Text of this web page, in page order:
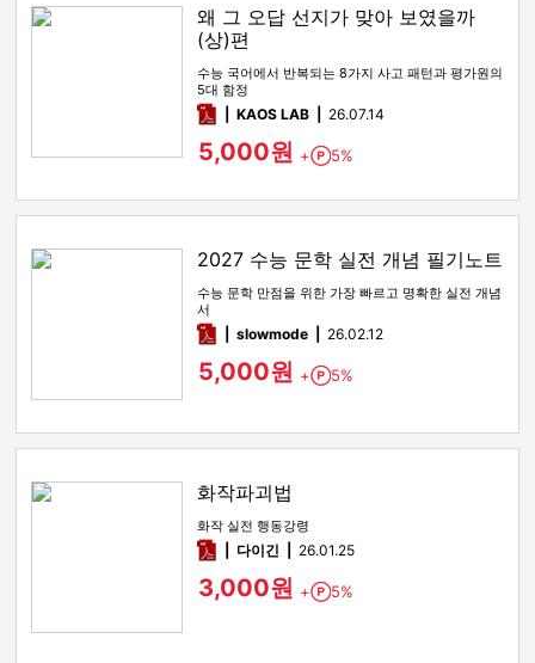
왜 그 오답 선지가 맞아 보였을까
(상)편
수능 국어에서 반복되는 8가지 사고 패턴과 평가원의
5대 함정
pdfKAOS LAB 26.07.14
5,000원 + Point
5%
2027 수능 문학 실전 개념 필기노트
수능 문학 만점을 위한 가장 빠르고 명확한 실전 개념
서
pdfslowmode 26.02.12
5,000원 + Point
5%
화작파괴법
화작 실전 행동강령
pdf다이긴 26.01.25
3,000원 + Point
5%